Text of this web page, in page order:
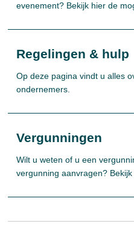
evenement? Bekijk hier de
Regelingen & hulp
Op deze pagina vindt u alles
ondernemers.
Vergunningen
Wilt u weten of u een
vergunning aanvragen? Bekijk